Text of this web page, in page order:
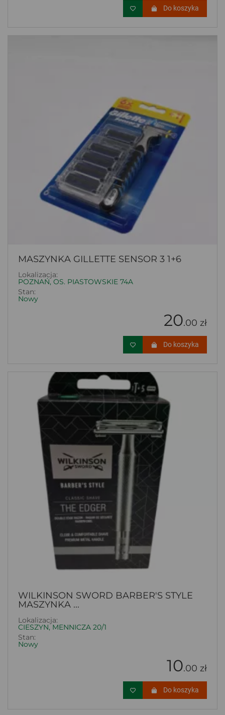
Do koszyka
MASZYNKA GILLETTE SENSOR 3 1+6
Lokalizacja:
POZNAŃ, OS. PIASTOWSKIE 74A
Stan:
Nowy
20.00 zł
Do koszyka
WILKINSON SWORD BARBER'S STYLE
MASZYNKA ...
Lokalizacja:
CIESZYN, MENNICZA 20/1
Stan:
Nowy
10.00 zł
Do koszyka